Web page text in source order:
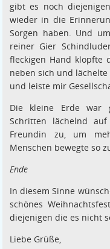
gibt es noch
wieder in die
Sorgen haben. Und
reiner Gier
fleckigen Hand klopfte
neben sich und
und leiste mir
Die kleine Erde war
Schritten lächelnd
Freundin zu, um
Menschen bewegte so
Ende
In diesem Sinne
schönes
diejenigen die es nicht
Liebe Grüße,